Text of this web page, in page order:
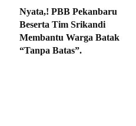
Nyata,! PBB Pekanbaru
Beserta Tim Srikandi
Membantu Warga Batak
“Tanpa Batas”.